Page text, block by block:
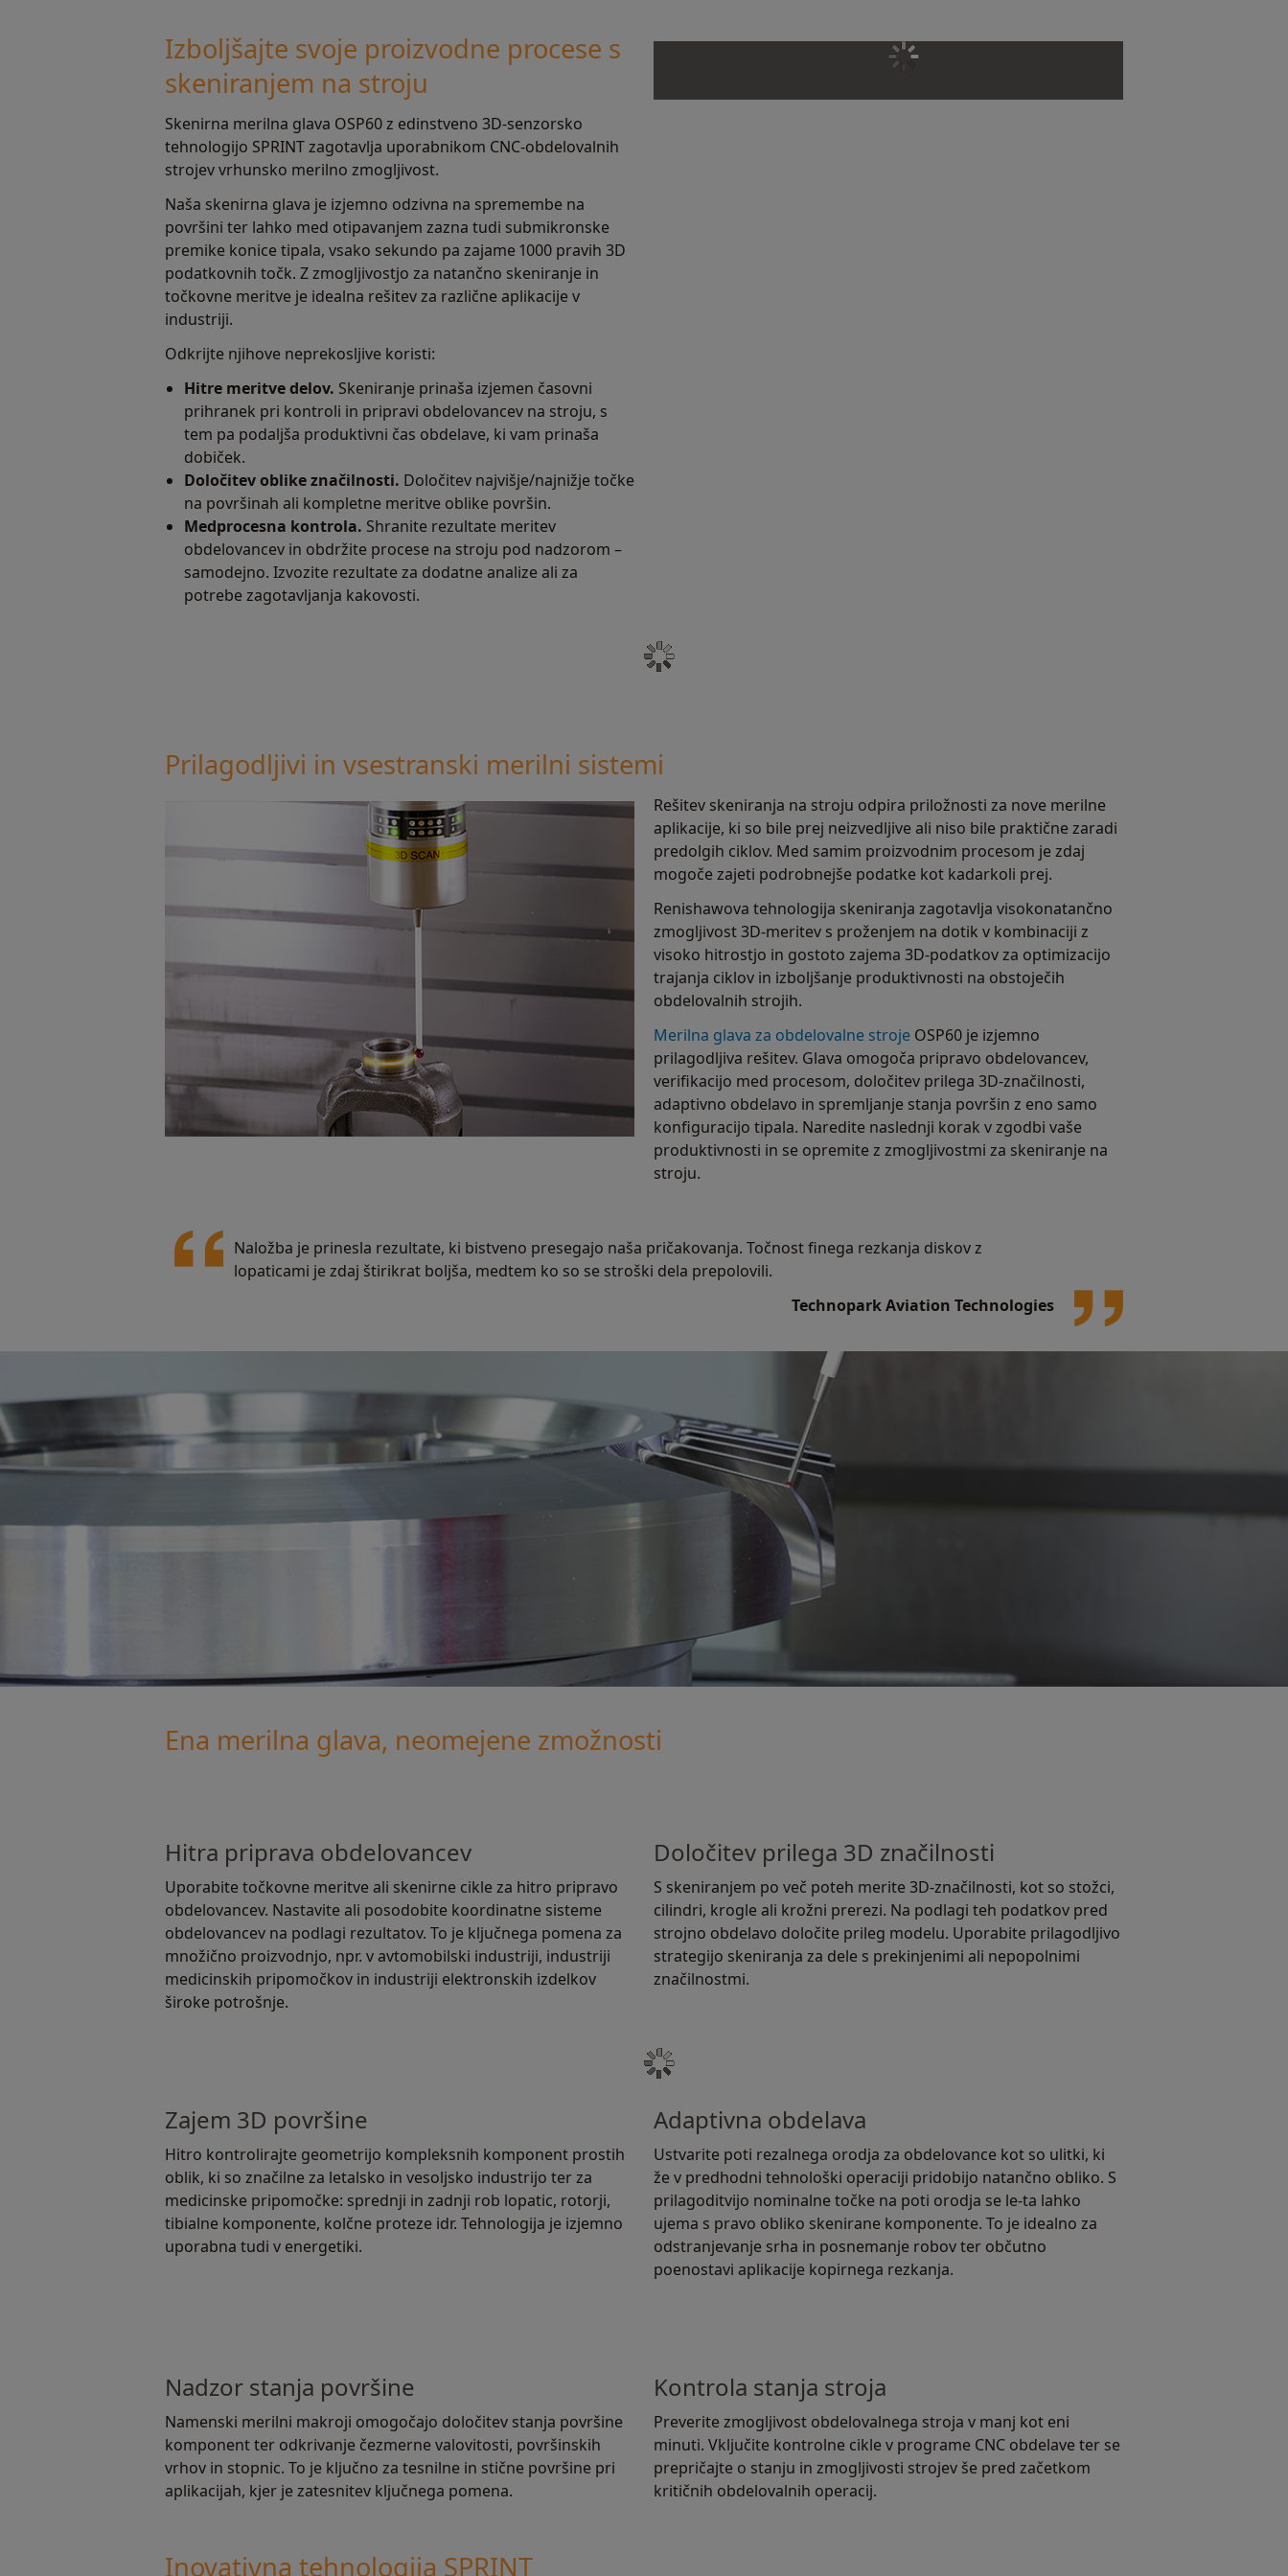
Izboljšajte svoje proizvodne procese s
skeniranjem na stroju
Skenirna merilna glava OSP60 z edinstveno 3D-senzorsko
tehnologijo SPRINT zagotavlja uporabnikom CNC-obdelovalnih
strojev vrhunsko merilno zmogljivost.
Naša skenirna glava je izjemno odzivna na spremembe na
površini ter lahko med otipavanjem zazna tudi submikronske
premike konice tipala, vsako sekundo pa zajame 1000 pravih 3D
podatkovnih točk. Z zmogljivostjo za natančno skeniranje in
točkovne meritve je idealna rešitev za različne aplikacije v
industriji.
Odkrijte njihove neprekosljive koristi:
Hitre meritve delov. Skeniranje prinaša izjemen časovni
prihranek pri kontroli in pripravi obdelovancev na stroju, s
tem pa podaljša produktivni čas obdelave, ki vam prinaša
dobiček.
Določitev oblike značilnosti. Določitev najvišje/najnižje točke
na površinah ali kompletne meritve oblike površin.
Medprocesna kontrola. Shranite rezultate meritev
obdelovancev in obdržite procese na stroju pod nadzorom –
samodejno. Izvozite rezultate za dodatne analize ali za
potrebe zagotavljanja kakovosti.
Prilagodljivi in vsestranski merilni sistemi
Rešitev skeniranja na stroju odpira priložnosti za nove merilne
aplikacije, ki so bile prej neizvedljive ali niso bile praktične zaradi
predolgih ciklov. Med samim proizvodnim procesom je zdaj
mogoče zajeti podrobnejše podatke kot kadarkoli prej.
Renishawova tehnologija skeniranja zagotavlja visokonatančno
zmogljivost 3D-meritev s proženjem na dotik v kombinaciji z
visoko hitrostjo in gostoto zajema 3D-podatkov za optimizacijo
trajanja ciklov in izboljšanje produktivnosti na obstoječih
obdelovalnih strojih.
Merilna glava za obdelovalne stroje OSP60 je izjemno
prilagodljiva rešitev. Glava omogoča pripravo obdelovancev,
verifikacijo med procesom, določitev prilega 3D-značilnosti,
adaptivno obdelavo in spremljanje stanja površin z eno samo
konfiguracijo tipala. Naredite naslednji korak v zgodbi vaše
produktivnosti in se opremite z zmogljivostmi za skeniranje na
stroju.
Naložba je prinesla rezultate, ki bistveno presegajo naša pričakovanja. Točnost finega rezkanja diskov z
lopaticami je zdaj štirikrat boljša, medtem ko so se stroški dela prepolovili.
Technopark Aviation Technologies
Ena merilna glava, neomejene zmožnosti
Hitra priprava obdelovancev
Uporabite točkovne meritve ali skenirne cikle za hitro pripravo
obdelovancev. Nastavite ali posodobite koordinatne sisteme
obdelovancev na podlagi rezultatov. To je ključnega pomena za
množično proizvodnjo, npr. v avtomobilski industriji, industriji
medicinskih pripomočkov in industriji elektronskih izdelkov
široke potrošnje.
Določitev prilega 3D značilnosti
S skeniranjem po več poteh merite 3D-značilnosti, kot so stožci,
cilindri, krogle ali krožni prerezi. Na podlagi teh podatkov pred
strojno obdelavo določite prileg modelu. Uporabite prilagodljivo
strategijo skeniranja za dele s prekinjenimi ali nepopolnimi
značilnostmi.
Zajem 3D površine
Hitro kontrolirajte geometrijo kompleksnih komponent prostih
oblik, ki so značilne za letalsko in vesoljsko industrijo ter za
medicinske pripomočke: sprednji in zadnji rob lopatic, rotorji,
tibialne komponente, kolčne proteze idr. Tehnologija je izjemno
uporabna tudi v energetiki.
Adaptivna obdelava
Ustvarite poti rezalnega orodja za obdelovance kot so ulitki, ki
že v predhodni tehnološki operaciji pridobijo natančno obliko. S
prilagoditvijo nominalne točke na poti orodja se le-ta lahko
ujema s pravo obliko skenirane komponente. To je idealno za
odstranjevanje srha in posnemanje robov ter občutno
poenostavi aplikacije kopirnega rezkanja.
Nadzor stanja površine
Namenski merilni makroji omogočajo določitev stanja površine
komponent ter odkrivanje čezmerne valovitosti, površinskih
vrhov in stopnic. To je ključno za tesnilne in stične površine pri
aplikacijah, kjer je zatesnitev ključnega pomena.
Kontrola stanja stroja
Preverite zmogljivost obdelovalnega stroja v manj kot eni
minuti. Vključite kontrolne cikle v programe CNC obdelave ter se
prepričajte o stanju in zmogljivosti strojev še pred začetkom
kritičnih obdelovalnih operacij.
Inovativna tehnologija SPRINT